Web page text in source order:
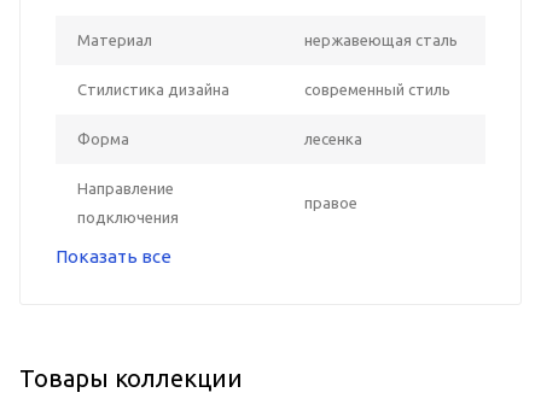
Материал нержавеющая сталь
Стилистика дизайна современный стиль
Форма лесенка
Направление
подключения
правое
Показать все
Товары коллекции